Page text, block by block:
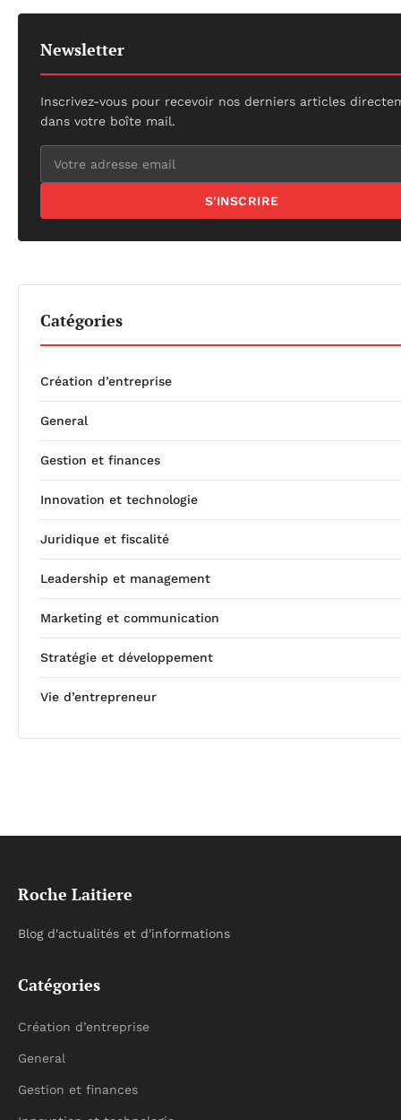
Newsletter
Inscrivez-vous pour recevoir nos derniers articles
dans votre boîte mail.
S'INSCRIRE
Catégories
Création d’entreprise
General
Gestion et finances
Innovation et technologie
Juridique et fiscalité
Leadership et management
Marketing et communication
Stratégie et développement
Vie d’entrepreneur
Roche Laitiere
Blog d'actualités et d'informations
Catégories
Création d’entreprise
General
Gestion et finances